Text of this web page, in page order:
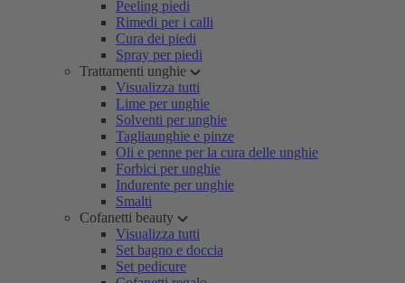
Peeling piedi
Rimedi per i calli
Cura dei piedi
Spray per piedi
Trattamenti unghie
Visualizza tutti
Lime per unghie
Solventi per unghie
Tagliaunghie e pinze
Oli e penne per la cura delle unghie
Forbici per unghie
Indurente per unghie
Smalti
Cofanetti beauty
Visualizza tutti
Set bagno e doccia
Set pedicure